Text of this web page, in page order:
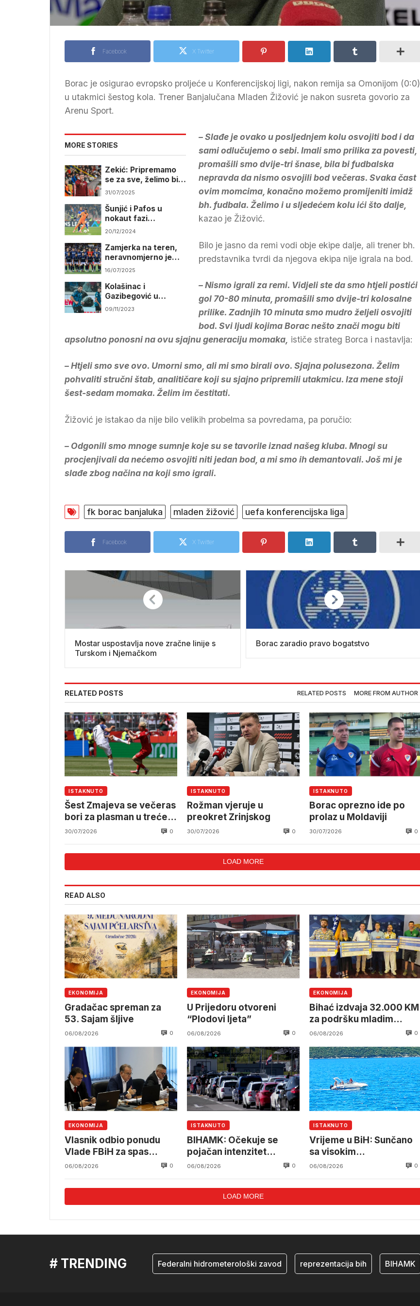
Facebook X Twitter
Borac je osigurao evropsko proljeće u Konferencijskoj ligi, nakon remija sa Omonijom (0:0)
u utakmici šestog kola. Trener Banjalučana Mladen Žižović je nakon susreta govorio za
Arenu Sport.
MORE STORIES
Zekić: Pripremamo
se za sve, želimo biti
pametni i hrabri
31/07/2025
Šunjić i Pafos u
nokaut fazi
Konferencijske lige
20/12/2024
Zamjerka na teren,
neravnomjerno je
pokošen
16/07/2025
Kolašinac i
Gazibegović u
direktnom okršaju
09/11/2023
– Slađe je ovako u posljednjem kolu osvojiti bod i da
sami odlučujemo o sebi. Imali smo prilika za povesti,
promašili smo dvije-tri šnase, bila bi fudbalska
nepravda da nismo osvojili bod večeras. Svaka čast
ovim momcima, konačno možemo promijeniti imidž
bh. fudbala. Želimo i u sljedećem kolu ići što dalje,
kazao je Žižović.
Bilo je jasno da remi vodi obje ekipe dalje, ali trener bh.
predstavnika tvrdi da njegova ekipa nije igrala na bod.
– Nismo igrali za remi. Vidjeli ste da smo htjeli postići
gol 70-80 minuta, promašili smo dvije-tri kolosalne
prilike. Zadnjih 10 minuta smo mudro željeli osvojiti
bod. Svi ljudi kojima Borac nešto znači mogu biti
apsolutno ponosni na ovu sjajnu generaciju momaka, ističe strateg Borca i nastavlja:
– Htjeli smo sve ovo. Umorni smo, ali mi smo birali ovo. Sjajna polusezona. Želim
pohvaliti stručni štab, analitičare koji su sjajno pripremili utakmicu. Iza mene stoji
šest-sedam momaka. Želim im čestitati.
Žižović je istakao da nije bilo velikih probelma sa povredama, pa poručio:
– Odgonili smo mnoge sumnje koje su se tavorile iznad našeg kluba. Mnogi su
procjenjivali da nećemo osvojiti niti jedan bod, a mi smo ih demantovali. Još mi je
slađe zbog načina na koji smo igrali.
fk borac banjaluka mladen žižović uefa konferencijska liga
Facebook X Twitter
Mostar uspostavlja nove zračne linije s
Turskom i Njemačkom
Borac zaradio pravo bogatstvo
RELATED POSTS RELATED POSTS MORE FROM AUTHOR
ISTAKNUTO
Šest Zmajeva se večeras
bori za plasman u treće
pretkolo
30/07/2026 0
ISTAKNUTO
Rožman vjeruje u
preokret Zrinjskog
30/07/2026 0
ISTAKNUTO
Borac oprezno ide po
prolaz u Moldaviji
30/07/2026 0
LOAD MORE
READ ALSO
EKONOMIJA
Gradačac spreman za
53. Sajam šljive
06/08/2026 0
EKONOMIJA
U Prijedoru otvoreni
“Plodovi ljeta”
06/08/2026 0
EKONOMIJA
Bihać izdvaja 32.000 KM
za podršku mladim
poduzetnicima
06/08/2026 0
EKONOMIJA
Vlasnik odbio ponudu
Vlade FBiH za spas
Željezare Zenica
06/08/2026 0
ISTAKNUTO
BIHAMK: Očekuje se
pojačan intenzitet
saobraćaja
06/08/2026 0
ISTAKNUTO
Vrijeme u BiH: Sunčano
sa visokim
temperaturama
06/08/2026 0
LOAD MORE
# TRENDING
mostar Federalni hidrometerološki zavod reprezentacija bih BIHAMK